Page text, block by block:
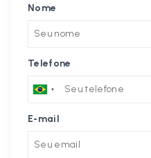
Nome
Telefone
E-mail